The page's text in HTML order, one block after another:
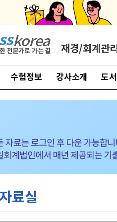
재경/회계관
수험정보 강사소개 도
료실